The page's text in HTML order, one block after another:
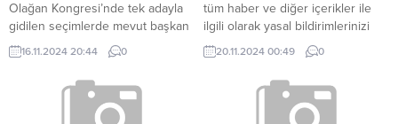
Olağan Kongresi’nde tek adayla
gidilen seçimlerde mevut başkan
Aycan Çuhadar yeniden başkan
seçilerek güven tazeledi. AK Parti
Datça ilçe teşkilatı 8. Olağan
Kongresi’ni gerçekleştirdi. Tek
liste ile gidilen başkanlık
16.11.2024 20:44 0
tüm haber ve diğer içerikler ile
ilgili olarak yasal bildirimlerinizi
bize iletişim sayfası üzerinden
iletiniz. En kısa süre içerisinde
bildirimlerinize geri dönüş
sağlanılacaktır.”
20.11.2024 00:49 0